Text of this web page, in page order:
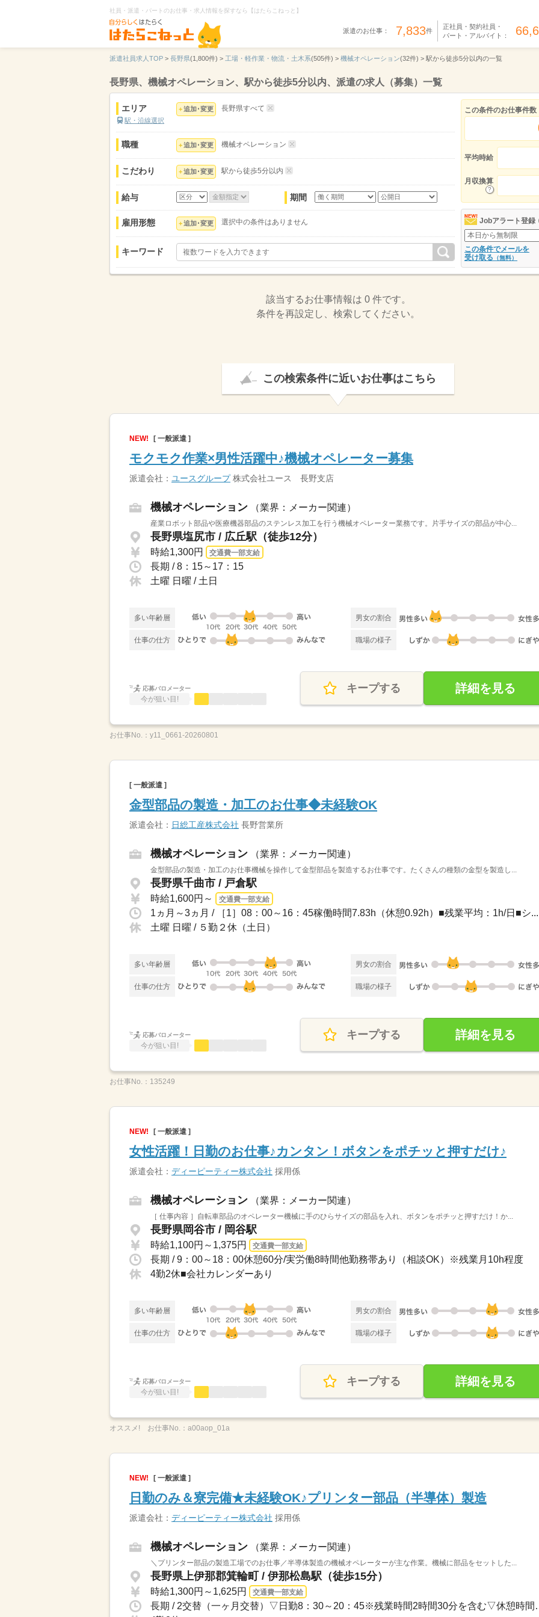
社員・派遣・パートのお仕事・求人情報を探すなら【はたらこねっと】
派遣のお仕事： 7,833件
正社員・契約社員・
パート・アルバイト：
派遣社員求人TOP > 長野県(1,800件) > 工場・軽作業・物流・土木系(505件) > 機械オペレーション(32件) > 駅から徒歩5分以内の一覧
長野県、機械オペレーション、駅から徒歩5分以内、派遣の求人（募集）一覧
エリア
駅・沿線選択
追加･変更 長野県すべて
職種 追加･変更 機械オペレーション
こだわり 追加･変更 駅から徒歩5分以内
給与 期間
雇用形態 追加･変更 選択中の条件はありません
キーワード
この条件のお仕事件数
平均時給
月収換算
Jobアラート登録
この条件でメールを
受け取る （無料）
該当するお仕事情報は 0 件です。
条件を再設定し、検索してください。
この検索条件に近いお仕事はこちら
NEW! [ 一般派遣 ]
モクモク作業×男性活躍中♪機械オペレーター募集
派遣会社： ユースグループ株式会社ユース 長野支店
機械オペレーション （業界：メーカー関連）
産業ロボット部品や医療機器部品のステンレス加工を行う機械オペレーター業務です。片手サイズの部品が中心...
長野県塩尻市 / 広丘駅（徒歩12分）
時給1,300円 交通費一部支給
長期 / 8：15～17：15
土曜 日曜 / 土日
多い年齢層 男女の割合
仕事の仕方 職場の様子
応募バロメーター
今が狙い目!
キープする 詳細を見る
お仕事No.： y11_0661-20260801
[ 一般派遣 ]
金型部品の製造・加工のお仕事◆未経験OK
派遣会社： 日総工産株式会社 長野営業所
機械オペレーション （業界：メーカー関連）
金型部品の製造・加工のお仕事機械を操作して金型部品を製造するお仕事です。たくさんの種類の金型を製造し...
長野県千曲市 / 戸倉駅
時給1,600円～ 交通費一部支給
1ヵ月～3ヵ月 / ［1］08：00～16：45稼働時間7.83h（休憩0.92h）■残業平均：1h/日■シ...
土曜 日曜 / ５勤２休（土日）
多い年齢層 男女の割合
仕事の仕方 職場の様子
応募バロメーター
今が狙い目!
キープする 詳細を見る
お仕事No.： 135249
NEW! [ 一般派遣 ]
女性活躍！日勤のお仕事♪カンタン！ボタンをポチッと押すだけ♪
派遣会社： ディーピーティー株式会社 採用係
機械オペレーション （業界：メーカー関連）
［ 仕事内容 ］自転車部品のオペレーター機械に手のひらサイズの部品を入れ、ボタンをポチッと押すだけ！か...
長野県岡谷市 / 岡谷駅
時給1,100円～1,375円 交通費一部支給
長期 / 9：00～18：00休憩60分/実労働8時間他勤務帯あり（相談OK）※残業月10h程度
4勤2休■会社カレンダーあり
多い年齢層 男女の割合
仕事の仕方 職場の様子
応募バロメーター
今が狙い目!
キープする 詳細を見る
オススメ! お仕事No.： a00aop_01a
NEW! [ 一般派遣 ]
日勤のみ＆寮完備★未経験OK♪プリンター部品（半導体）製造
派遣会社： ディーピーティー株式会社 採用係
機械オペレーション （業界：メーカー関連）
＼プリンター部品の製造工場でのお仕事／半導体製造の機械オペレーターが主な作業。機械に部品をセットした...
長野県上伊那郡箕輪町 / 伊那松島駅（徒歩15分）
時給1,300円～1,625円 交通費一部支給
長期 / 2交替（一ヶ月